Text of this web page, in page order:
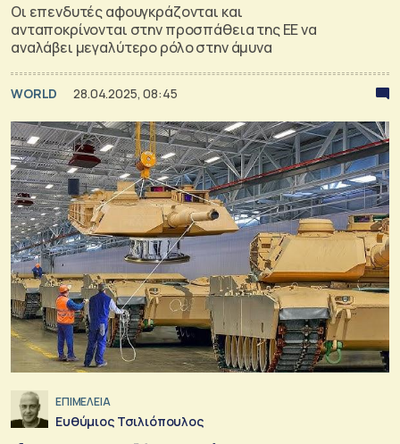
Οι επενδυτές αφουγκράζονται και
ανταποκρίνονται στην προσπάθεια της ΕΕ να
αναλάβει μεγαλύτερο ρόλο στην άμυνα
WORLD 28.04.2025, 08:45
ΕΠΙΜΕΛΕΙΑ
Ευθύμιος Τσιλιόπουλος